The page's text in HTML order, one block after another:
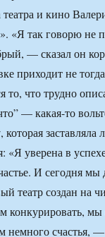
театра и кино
«Я так говорю не
— сказал он
приходит не
то, что трудно
— какая-то
которая
«Я уверена в
И сегодня
театр создан на
конкурировать, мы
немного счастья,